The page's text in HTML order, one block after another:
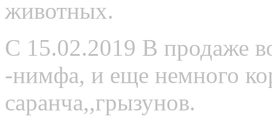
животных.
С 15.02.2019 В продаже
-нимфа, и еще немного
саранча,,грызунов.